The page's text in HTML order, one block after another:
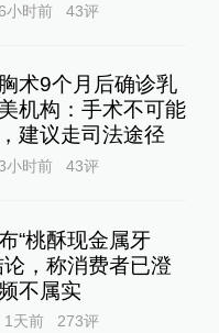
小时前 43评
术9个月后确诊乳
机构：手术不可能
建议走司法途径
小时前 43评
“桃酥现金属牙
论，称消费者已澄
不属实
1天前 273评